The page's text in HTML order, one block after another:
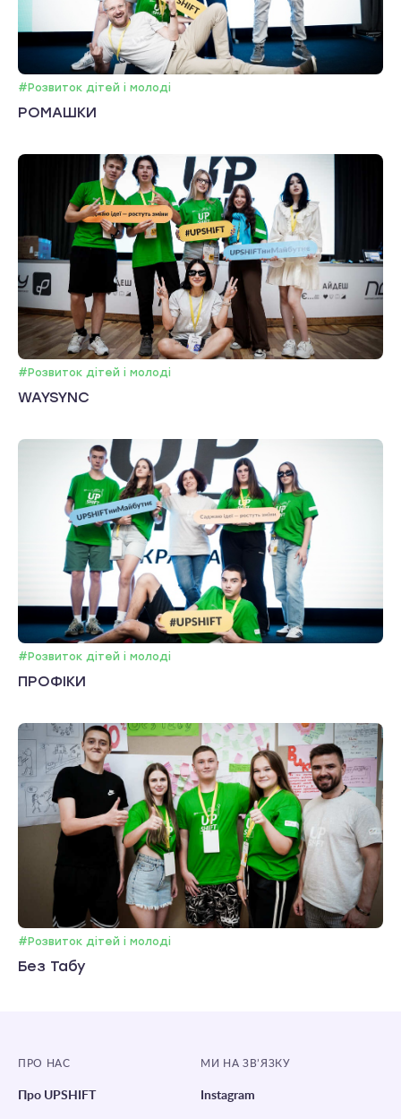
#Розвиток дітей і молоді
РОМАШКИ
#Розвиток дітей і молоді
WAYSYNC
#Розвиток дітей і молоді
ПРОФІКИ
#Розвиток дітей і молоді
Без Табу
ПРО НАС
Про UPSHIFT
МИ НА ЗВ’ЯЗКУ
Instagram